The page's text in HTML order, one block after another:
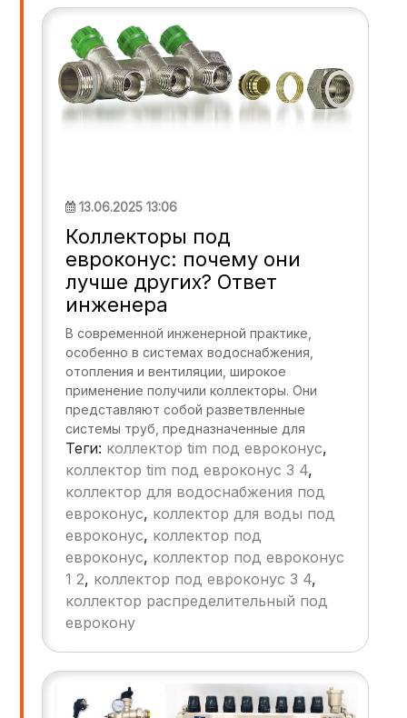
13.06.2025 13:06
Коллекторы под
евроконус: почему они
лучше других? Ответ
инженера
В современной инженерной практике,
особенно в системах водоснабжения,
отопления и вентиляции, широкое
применение получили коллекторы. Они
представляют собой разветвленные
системы труб, предназначенные для
распределения потоков рабочей среды
(воды, пара, газа) между отдельными
потребителями. Среди различных типов
коллекторов особое место занимают
коллекторы под евроконус,
отличающиеся рядом преимуществ перед
аналогами. Эта статья посвящена анализу
конструктивных особенностей,
преимуществ и перспектив развития
коллекторов под евроконус.
Теги: коллектор tim под евроконус,
коллектор tim под евроконус 3 4,
коллектор для водоснабжения под
евроконус, коллектор для воды под
евроконус, коллектор под
евроконус, коллектор под евроконус
1 2, коллектор под евроконус 3 4,
коллектор распределительный под
еврокону